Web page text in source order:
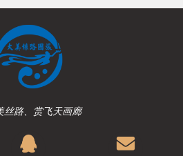
丝路、赏飞天画廊